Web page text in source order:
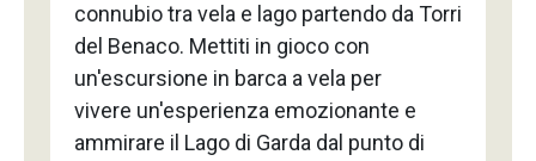
connubio tra vela e lago partendo da Torri
del Benaco. Mettiti in gioco con
un'escursione in barca a vela per
vivere un'esperienza emozionante e
ammirare il Lago di Garda dal punto di